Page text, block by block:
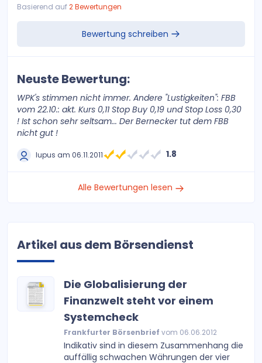
Basierend auf2 Bewertungen
Bewertung schreiben
Neuste Bewertung:
WPK's stimmen nicht immer. Andere "Lustigkeiten": FBB
vom 22.10.: akt. Kurs 0,11 Stop Buy 0,19 und Stop Loss 0,30
! Ist schon sehr seltsam... Der Bernecker tut dem FBB
nicht gut !
lupus am 06.11.2011 1.8
Alle Bewertungen lesen
Artikel aus dem Börsendienst
Die Globalisierung der
Finanzwelt steht vor einem
Systemcheck
Frankfurter Börsenbrief vom 06.06.2012
Indikativ sind in diesem Zusammenhang die
auffällig schwachen Währungen der vier